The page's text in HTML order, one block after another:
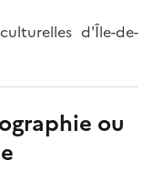
d'Île-de-
ou